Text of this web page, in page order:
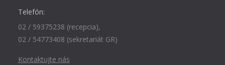
Telefón:
02 / 59375238 (recepcia),
02 / 54773408 (sekretariát GR)
Kontaktujte nás